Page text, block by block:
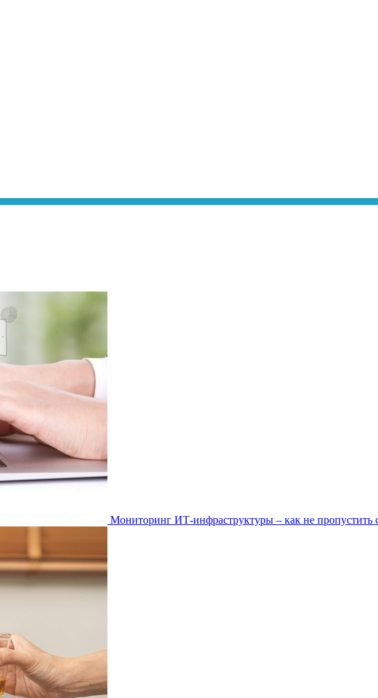
Мониторинг ИТ-инфраструктуры – как не пропустить